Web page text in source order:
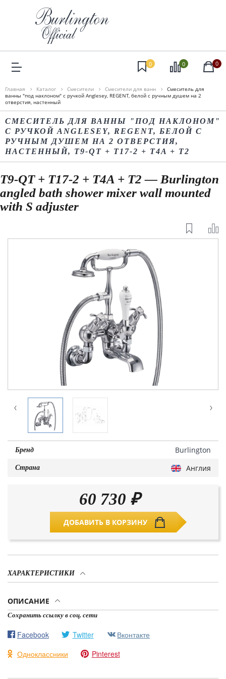
0 0 0
Главная Каталог Смесители Смесители для ванн
Смеситель для
ванны "под наклоном" с ручкой Anglesey, REGENT, белой с ручным душем на 2
отверстия, настенный
СМЕСИТЕЛЬ ДЛЯ ВАННЫ "ПОД НАКЛОНОМ"
С РУЧКОЙ ANGLESEY, REGENT, БЕЛОЙ С
РУЧНЫМ ДУШЕМ НА 2 ОТВЕРСТИЯ,
НАСТЕННЫЙ, T9-QT + T17-2 + T4A + T2
T9-QT + T17-2 + T4A + T2 — Burlington
angled bath shower mixer wall mounted
with S adjuster
Бренд Burlington
Страна Англия
60 730 ₽
ДОБАВИТЬ В КОРЗИНУ
ХАРАКТЕРИСТИКИ
ОПИСАНИЕ
Сохранить ссылку в соц. сети
Facebook Twitter
Вконтакте
Одноклассники
Pinterest